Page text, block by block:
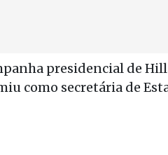
presidencial de
como secretária de